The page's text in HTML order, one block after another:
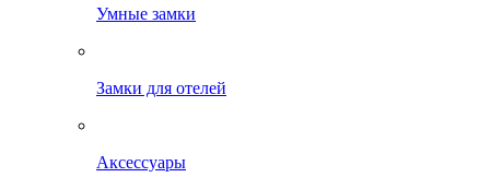
Умные замки
Замки для отелей
Аксессуары